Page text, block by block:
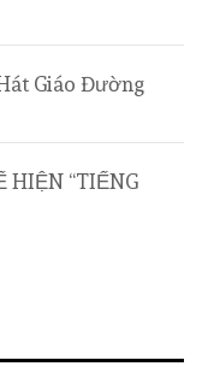
Giáo Đường
HIỆN “TIẾNG